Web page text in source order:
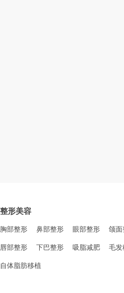
整形美容
胸部整形 鼻部整形 眼部整形 颌面
唇部整形 下巴整形 吸脂减肥 毛发
自体脂肪移植